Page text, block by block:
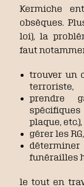
Kermiche
obsèques.
loi), la
faut
trouver un
terroriste,
prendre
plaque, etc.),
gérer les RG,
funérailles
le tout en